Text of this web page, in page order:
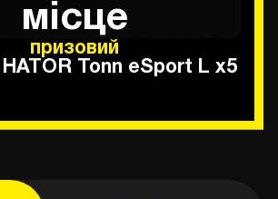
місце
призовий
Tonn eSport L х5